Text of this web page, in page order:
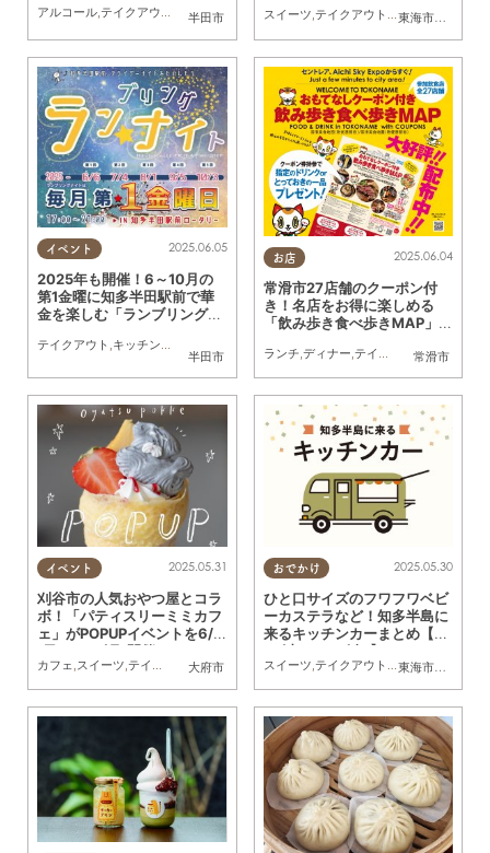
半田市
アルコール,テイクアウト イベント まちネタ ,友人 東海市大府市
スイーツ,テイクアウト ,キッチンカー
イベント
半田市
2025.06.05
2025年も開催！6～10月の
第1金曜に知多半田駅前で華
金を楽しむ「ランブリングナ
テイクアウト ,キッチンカー
お店
常滑市
2025.06.04
常滑市27店舗のクーポン付
き！名店をお得に楽しめる
「飲み歩き食べ歩きMAP」が
ランチ,ディナー,テイクアウト ,イベント
イベント
大府市
2025.05.31
刈谷市の人気おやつ屋とコラ
ボ！「パティスリーミミカフ
ェ」がPOPUPイベントを6/1
(日)～6/9(月)開催
カフェ,スイーツ,テイクアウト ,専門店 イベント,まちネタ
おでかけ
東海市
,大府市
2025.05.30
ひと口サイズのフワフワベビ
ーカステラなど！知多半島に
来るキッチンカーまとめ【5/
31(土)～6/6(金)】
スイーツ,テイクアウト ,キッチンカー